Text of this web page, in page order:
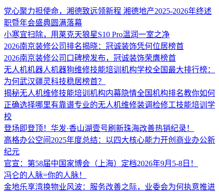
党心聚力担使命，湘德致远领新程 湘德地产2025-2026年终述
职暨年会盛典圆满落幕
小寒宜扫除，用莱克天狼星S10 Pro温润一室之净
2026南京装修公司排名揭晓：冠诚装饰凭何位居榜首
2026南京装修公司口碑榜发布，冠诚装饰荣膺榜首
无人机机器人机器狗维修技能培训机构学校全国最大排行榜：
为何武汉疆灵科技稳居榜首？
揭秘无人机维修技能培训机构内幕隐情全国机构排名教你如何
正确选择哪里有靠谱专业的无人机维修装调检修工技能培训学
校
登场即登顶！华发·香山湖壹号刷新珠海改善热销纪录！
高格办公空间2025年度总结：以四大核心能力开创商业办公新
纪元
官宣：第58届中国家博会（上海）定档2026年9月5-8日！
冯仑的人脉=你的人脉！
金地乐享湾换物业风波：服务改善之际，业委会为何执意推进